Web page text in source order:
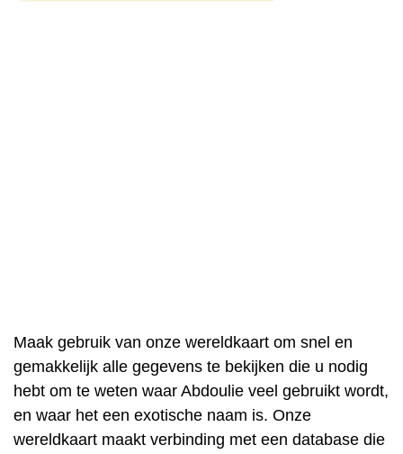
Maak gebruik van onze wereldkaart om snel en
gemakkelijk alle gegevens te bekijken die u nodig
hebt om te weten waar Abdoulie veel gebruikt wordt,
en waar het een exotische naam is. Onze
wereldkaart maakt verbinding met een database die